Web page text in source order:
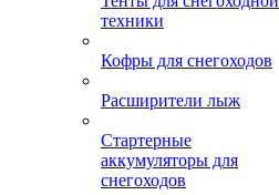
техники
Кофры для снегоходов
Расширители лыж
Стартерные
аккумуляторы для
снегоходов